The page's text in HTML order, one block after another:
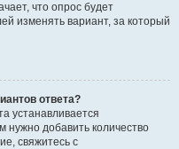
что опрос будет
изменять вариант, за который
ответа?
устанавливается
добавить количество
свяжитесь с